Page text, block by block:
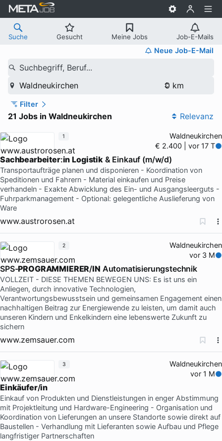
Suche Gesucht Meine Jobs Job-E-Mails
Neue Job-E-Mail
Suchbegriff, Beruf...
Waldneukirchen
Filter
21 Jobs in Waldneukirchen Relevanz
Waldneukirchen
€ 2.400 | vor 17 T
Sachbearbeiter:in Logistik & Einkauf (m/w/d)
Transportaufträge planen und disponieren - Koordination von
Speditionen und Fahrern - Material einkaufen und Preise
verhandeln - Exakte Abwicklung des Ein- und Ausgangsleerguts -
Fuhrparkmanagement - Optional: gelegentliche Auslieferung von
Ware
www.austrorosen.at
1
Waldneukirchen
vor 3 M
SPS-PROGRAMMIERER/IN Automatisierungstechnik
VOLLZEIT - DIESE THEMEN BEWEGEN UNS: Es ist uns ein
Anliegen, durch innovative Technologien,
Verantwortungsbewusstsein und gemeinsamen Engagement einen
nachhaltigen Beitrag zur Energiewende zu leisten, um damit auch
unseren Kindern und Enkelkindern eine lebenswerte Zukunft zu
sichern
www.zemsauer.com
2
Waldneukirchen
vor 1 M
Einkäufer/in
Einkauf von Produkten und Dienstleistungen in enger Abstimmung
mit Projektleitung und Hardware-Engineering - Organisation und
Koordination von Lieferungen an unsere Standorte sowie direkt auf
Baustellen - Verhandlung mit Lieferanten sowie Aufbau und Pflege
langfristiger Partnerschaften
3